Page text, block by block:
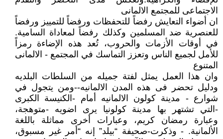
الاجتماعى للمجتمع الالمانى
ان أضواء التعايش رفضاً للتحفظات ورفضاً للتمييز ورفضاً
للعنصرية ضد المسلمين وكذلك رفضاً لمعاداة السامية.
في أوقات الأزمات والحروب، تُعد هذه الإضاءة رمزاً
للأمل لجميع الناس وتعزز التماسك في المجتمع - الالمانى
المتنوع
وان هذا العمل يمثل لفتة جميله من السلطات البلديه
ودليل تحضر فى هذه المدن الالمانيه--ومن يتجول في
شوارع - مدينة كولون الالمانيه أمام -الكنيسة الكبرى
-التي تشتهر بها مدينة كولونيا يرى اضويه -متوهجة،
وعبارة رمضان كريم، وعبارات أخرى مماثلة باللغة
الألمانية. - وذكرت-صحيفة “بيلد” إنه “أمر غير مسبوق،